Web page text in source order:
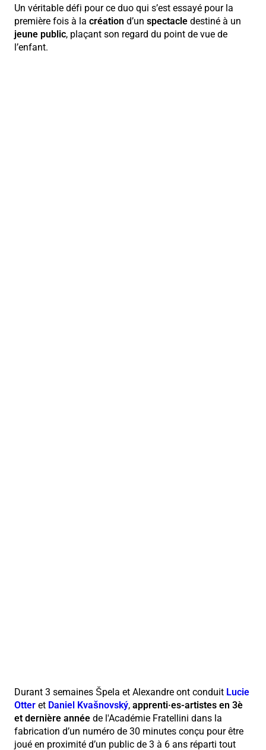
Un véritable défi pour ce duo qui s’est essayé pour la
première fois à la création d’un spectacle destiné à un
jeune public, plaçant son regard du point de vue de
l’enfant.
Durant 3 semaines Špela et Alexandre ont conduit Lucie
Otter et Daniel Kvašnovský, apprenti·es-artistes en 3è
et dernière année de l'Académie Fratellini dans la
fabrication d’un numéro de 30 minutes conçu pour être
joué en proximité d’un public de 3 à 6 ans réparti tout